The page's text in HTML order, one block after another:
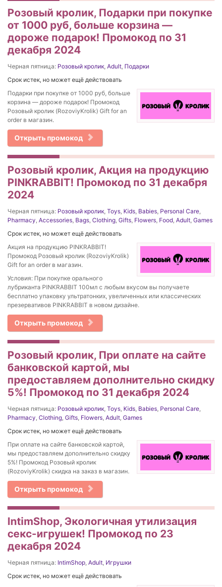
Розовый кролик, Подарки при покупке
от 1000 руб, больше корзина —
дороже подарок! Промокод по 31
декабря 2024
Черная пятница: Розовый кролик, Adult, Подарки
Срок истек, но может ещё действовать
Подарки при покупке от 1000 руб, больше
корзина — дороже подарок! Промокод
Розовый кролик (RozoviyKrolik) Gift for an
order в магазин.
Открыть промокод
Розовый кролик, Акция на продукцию
PINKRABBIT! Промокод по 31 декабря
2024
Черная пятница: Розовый кролик, Toys, Kids, Babies, Personal Care,
Pharmacy, Accessories, Bags, Clothing, Gifts, Flowers, Food, Adult, Games
Срок истек, но может ещё действовать
Акция на продукцию PINKRABBIT!
Промокод Розовый кролик (RozoviyKrolik)
Gift for an order в магазин.
Условия: При покупке орального
лубриканта PINKRABBIT 100мл с любым вкусом вы получаете
бесплатно упаковку ультратонких, увеличенных или классических
презервативов PINKRABBIT в новом дизайне.
Открыть промокод
Розовый кролик, При оплате на сайте
банковской картой, мы
предоставляем дополнительно скидку
5%! Промокод по 31 декабря 2024
Черная пятница: Розовый кролик, Toys, Kids, Babies, Personal Care,
Pharmacy, Clothing, Gifts, Flowers, Adult, Games
Срок истек, но может ещё действовать
При оплате на сайте банковской картой,
мы предоставляем дополнительно скидку
5%! Промокод Розовый кролик
(RozoviyKrolik) скидка на заказ в магазин.
Открыть промокод
IntimShop, Экологичная утилизация
секс-игрушек! Промокод по 23
декабря 2024
Черная пятница: IntimShop, Adult, Игрушки
Срок истек, но может ещё действовать